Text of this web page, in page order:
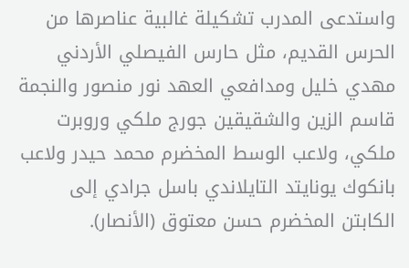
واستدعى المدرب تشكيلة غالبية عناصرها من
الحرس القديم، مثل حارس الفيصلي الأردني
مهدي خليل ومدافعي العهد نور منصور والنجمة
قاسم الزين والشقيقين جورج ملكي وروبرت
ملكي، ولاعب الوسط المخضرم محمد حيدر ولاعب
بانكوك يونايتد التايلاندي باسل جرادي إلى
الكابتن المخضرم حسن معتوق (الأنصار).